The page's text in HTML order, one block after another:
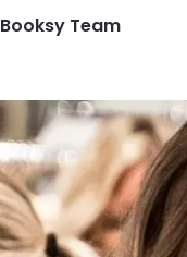
Booksy Team